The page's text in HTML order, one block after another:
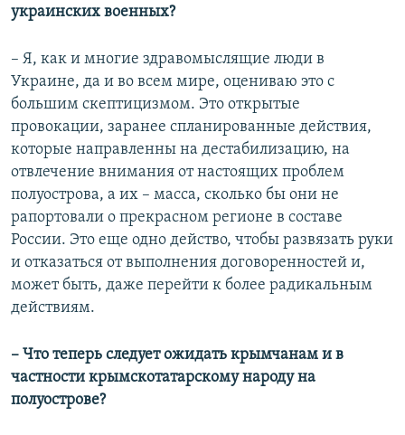
украинских военных?
– Я, как и многие здравомыслящие люди в
Украине, да и во всем мире, оцениваю это с
большим скептицизмом. Это открытые
провокации, заранее спланированные действия,
которые направленны на дестабилизацию, на
отвлечение внимания от настоящих проблем
полуострова, а их – масса, сколько бы они не
рапортовали о прекрасном регионе в составе
России. Это еще одно действо, чтобы развязать руки
и отказаться от выполнения договоренностей и,
может быть, даже перейти к более радикальным
действиям.
– Что теперь следует ожидать крымчанам и в
частности крымскотатарскому народу на
полуострове?